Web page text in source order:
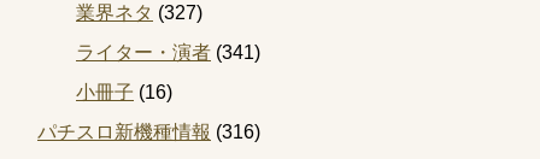
業界ネタ (327)
ライター・演者 (341)
小冊子 (16)
パチスロ新機種情報 (316)